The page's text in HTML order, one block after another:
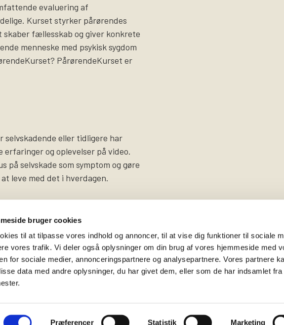
bruger cookies
til at tilpasse vores indhold og annoncer, til at vise dig funktioner til sociale
vores trafik. Vi deler også oplysninger om din brug af vores hjemmeside med
for sociale medier, annonceringspartnere og analysepartnere. Vores partnere
data med andre oplysninger, du har givet dem, eller som de har indsamlet fra
Præferencer Statistik Marketing
evaluering af
Kurset styrker pårørendes
fællesskab og giver konkrete
menneske med psykisk sygdom
PårørendeKurset er
selvskadende eller tidligere har
erfaringer og oplevelser på video.
selvskade som symptom og gøre
leve med det i hverdagen.
Følg os på
Twitter
Instagram
Kontakt hovedkontoret
1457 København K
T. 53 52 99 00